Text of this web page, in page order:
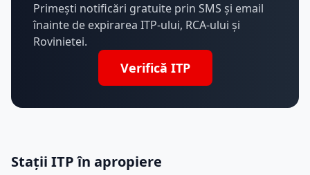
Primești notificări gratuite prin SMS și email
înainte de expirarea ITP-ului, RCA-ului și
Rovinietei.
Verifică ITP
Stații ITP în apropiere